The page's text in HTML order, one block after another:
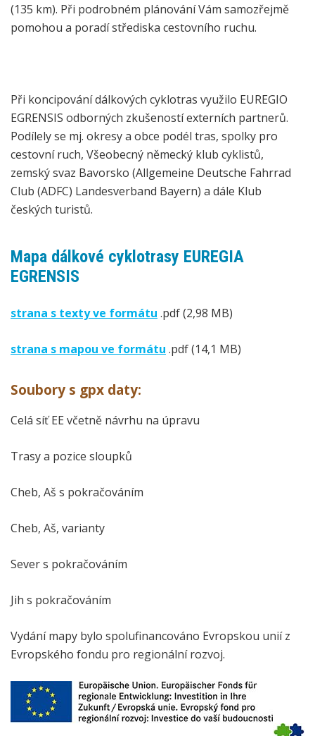
(135 km). Při podrobném plánování Vám samozřejmě
pomohou a poradí střediska cestovního ruchu.
Při koncipování dálkových cyklotras využilo EUREGIO
EGRENSIS odborných zkušeností externích partnerů.
Podílely se mj. okresy a obce podél tras, spolky pro
cestovní ruch, Všeobecný německý klub cyklistů,
zemský svaz Bavorsko (Allgemeine Deutsche Fahrrad
Club (ADFC) Landesverband Bayern) a dále Klub
českých turistů.
Mapa dálkové cyklotrasy EUREGIA
EGRENSIS
strana s texty ve formátu .pdf (2,98 MB)
strana s mapou ve formátu .pdf (14,1 MB)
Soubory s gpx daty:
Celá síť EE včetně návrhu na úpravu
Trasy a pozice sloupků
Cheb, Aš s pokračováním
Cheb, Aš, varianty
Sever s pokračováním
Jih s pokračováním
Vydání mapy bylo spolufinancováno Evropskou unií z
Evropského fondu pro regionální rozvoj.